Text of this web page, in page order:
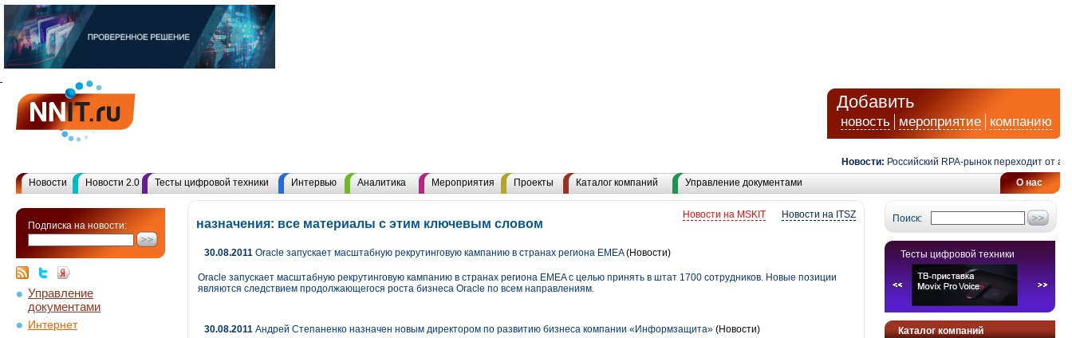
Добавить
новость мероприятие компанию
Новости: Российский RPA-рынок переходит от
О нас
Новости Новости 2.0 Тесты цифровой техники Интервью Аналитика Мероприятия Проекты Каталог компаний Управление документами
Подписка на новости:
Управление
документами
Интернет
Поиск:
Тесты цифровой техники
Каталог компаний
Новости на ITSZ
Новости на MSKIT
назначения: все материалы с этим ключевым словом
30.08.2011 Oracle запускает масштабную рекрутинговую кампанию в странах региона EMEA(Новости)
Oracle запускает масштабную рекрутинговую кампанию в странах региона EMEA с целью принять в штат 1700 сотрудников. Новые позиции
являются следствием продолжающегося роста бизнеса Oracle по всем направлениям.
30.08.2011 Андрей Степаненко назначен новым директором по развитию бизнеса компании «Информзащита» (Новости)